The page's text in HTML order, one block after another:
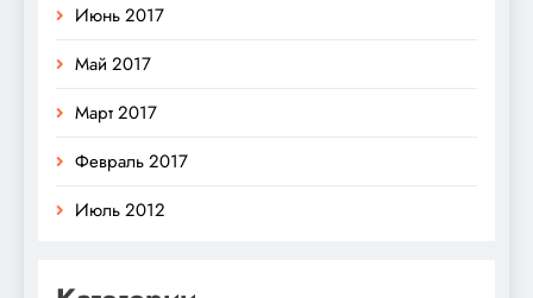
Июнь 2017
Май 2017
Март 2017
Февраль 2017
Июль 2012